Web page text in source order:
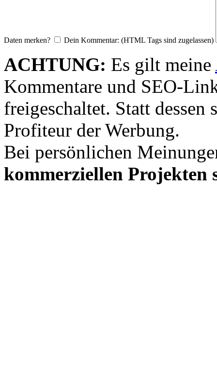
Daten merken? Dein Kommentar: (HTML Tags sind zugelassen)
ACHTUNG: Es gilt meine
Kommentare und SEO-
freigeschaltet. Statt dessen
Profiteur der Werbung.
Bei persönlichen
kommerziellen Projekten